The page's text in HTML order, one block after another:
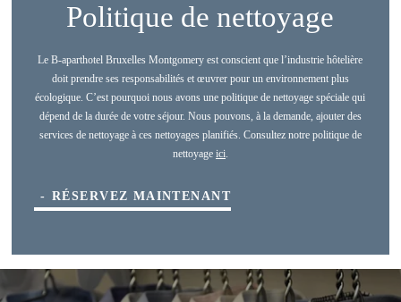
Politique de nettoyage
Le B-aparthotel Bruxelles Montgomery est conscient que l’industrie hôtelière
doit prendre ses responsabilités et œuvrer pour un environnement plus
écologique. C’est pourquoi nous avons une politique de nettoyage spéciale qui
dépend de la durée de votre séjour. Nous pouvons, à la demande, ajouter des
services de nettoyage à ces nettoyages planifiés. Consultez notre politique de
nettoyage ici.
RÉSERVEZ MAINTENANT
B-aparthotel Montgomery >
B-aparthotel Bruxelles Grand Place
B-aparthotel Bruxelles Montgomery
B-aparthotel La Haye Kennedy
Prénom :
Téléphone :
Date de départ :